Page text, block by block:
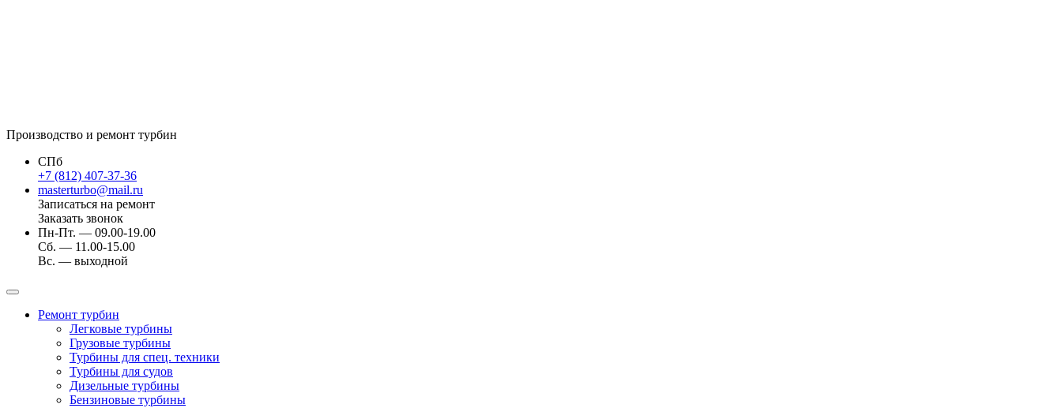
Производство и ремонт турбин
СПб
+7 (812) 407-37-36
masterturbo@mail.ru
Записаться на ремонт
Заказать звонок
Пн-Пт. — 09.00-19.00
Сб. — 11.00-15.00
Вс. — выходной
Ремонт турбин
Легковые турбины
Грузовые турбины
Турбины для спец. техники
Турбины для судов
Дизельные турбины
Бензиновые турбины